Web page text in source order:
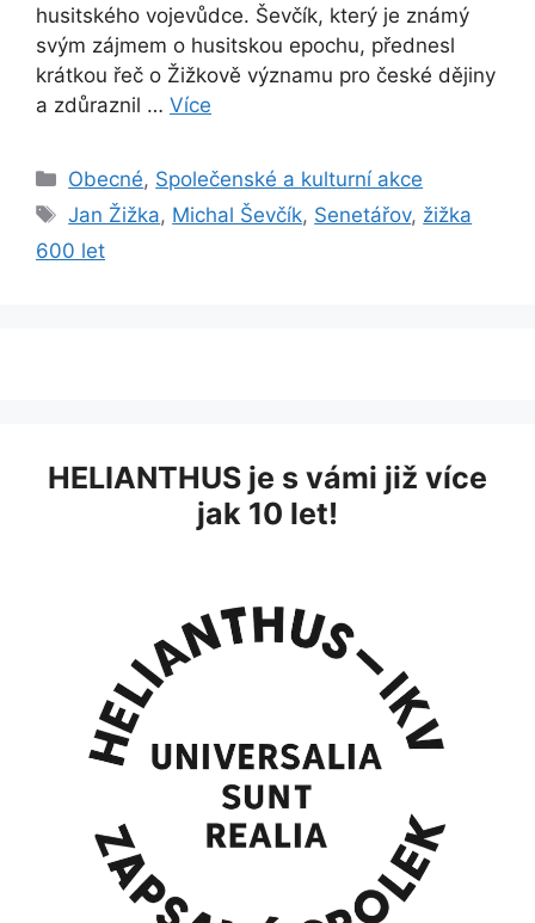
husitského vojevůdce. Ševčík, který je známý
svým zájmem o husitskou epochu, přednesl
krátkou řeč o Žižkově významu pro české dějiny
a zdůraznil … Více
Categories
Obecné, Společenské a kulturní akce
Tags
Jan Žižka, Michal Ševčík, Senetářov, žižka
600 let
HELIANTHUS je s vámi již více
jak 10 let!